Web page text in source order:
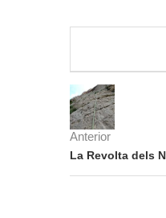
Anterior
La Revolta dels